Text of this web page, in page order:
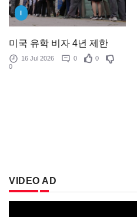
I
미국 유학 비자 4년 제한
16 Jul 2026 0
0
0
VIDEO AD